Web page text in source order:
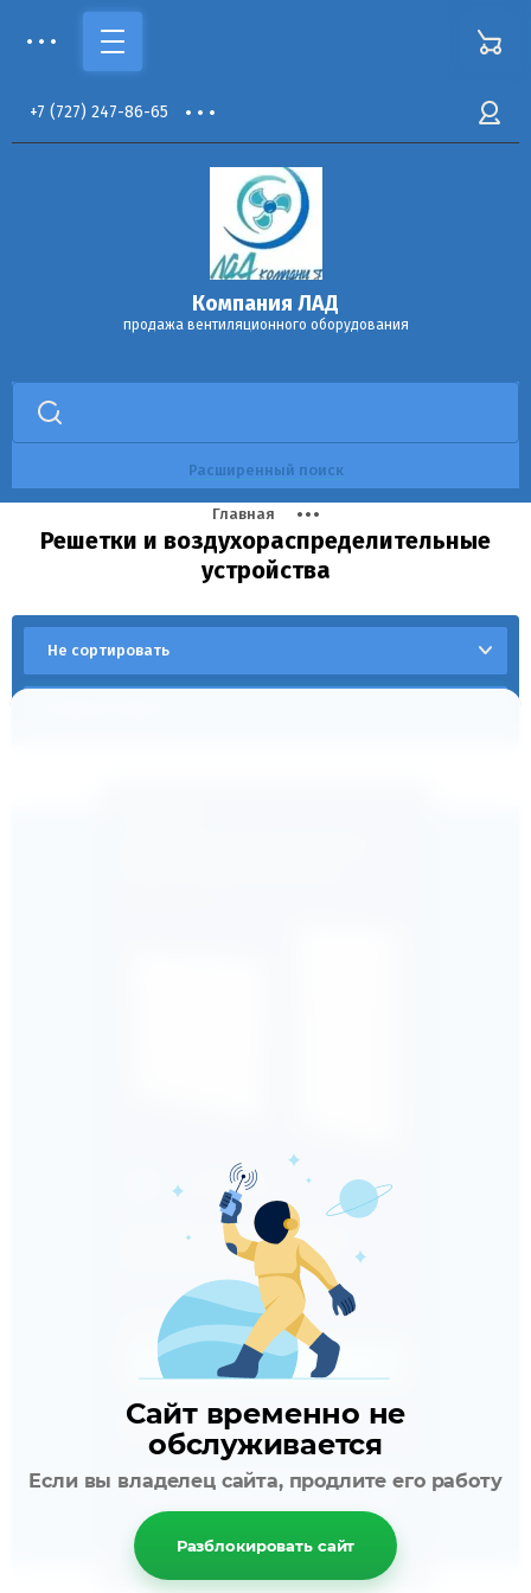
+7 (727) 247-86-65
Компания ЛАД
продажа вентиляционного оборудования
Расширенный поиск
Главная
Решетки и воздухораспределительные
устройства
Не сортировать
- Сравнить
Пластиковые, одноэлементные,
приточно-вытяжные решетки
Размер
150*150
700ТЕНГЕ
В корзину
Сайт временно не
обслуживается
Если вы владелец сайта, продлите его работу
Разблокировать сайт